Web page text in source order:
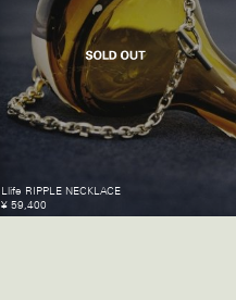
Llife RIPPLE NECKLACE
¥ 59,400